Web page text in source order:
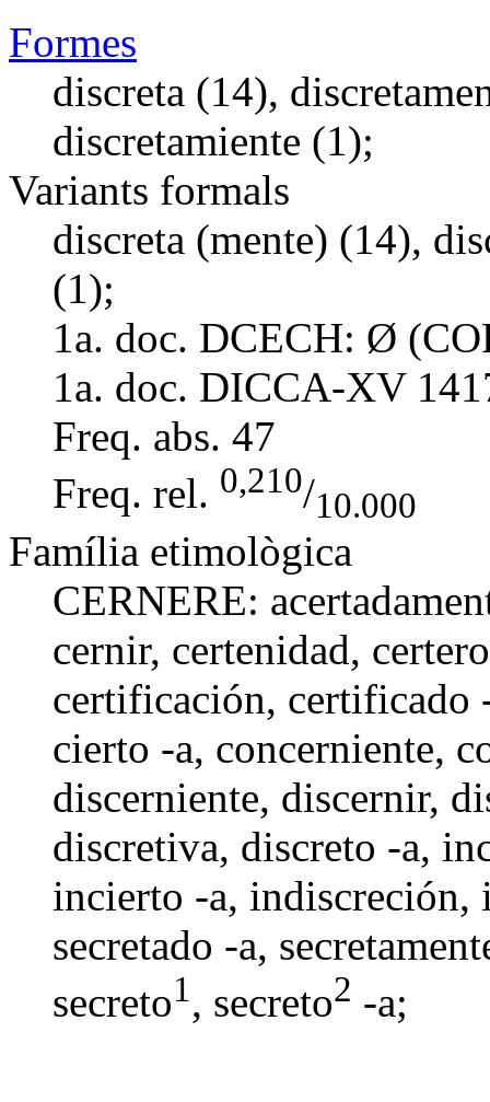
Formes
discreta (14),
discretamiente (1);
Variants formals
discreta (mente) (14),
(1);
1a. doc. DCECH: Ø
1a. doc. DICCA-XV
Freq. abs. 47
Freq. rel. 0,210/10.000
Família etimològica
CERNERE:
cernir, certenidad,
certificación, certificado
cierto -a, concerniente,
discerniente, discernir,
discretiva, discreto -a,
incierto -a, indiscreción,
secretado -a,
secreto1, secreto2 -a;